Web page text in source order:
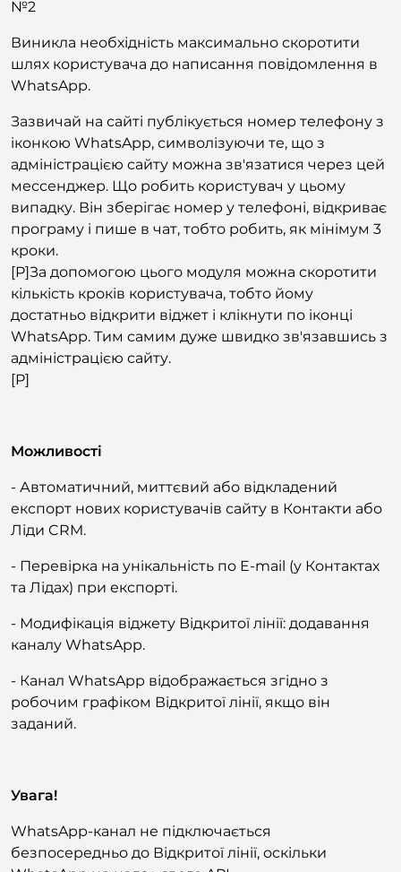
№2
Виникла необхідність максимально скоротити
шлях користувача до написання повідомлення в
WhatsApp.
Зазвичай на сайті публікується номер телефону з
іконкою WhatsApp, символізуючи те, що з
адміністрацією сайту можна зв'язатися через цей
мессенджер. Що робить користувач у цьому
випадку. Він зберігає номер у телефоні, відкриває
програму і пише в чат, тобто робить, як мінімум 3
кроки.
[P]За допомогою цього модуля можна скоротити
кількість кроків користувача, тобто йому
достатньо відкрити віджет і клікнути по іконці
WhatsApp. Тим самим дуже швидко зв'язавшись з
адміністрацією сайту.
Можливості
- Автоматичний, миттєвий або відкладений
експорт нових користувачів сайту в Контакти або
Ліди CRM.
- Перевірка на унікальність по E-mail (у Контактах
та Лідах) при експорті.
- Модифікація віджету Відкритої лінії: додавання
каналу WhatsApp.
- Канал WhatsApp відображається згідно з
робочим графіком Відкритої лінії, якщо він
Увага!
WhatsApp-канал не підключається